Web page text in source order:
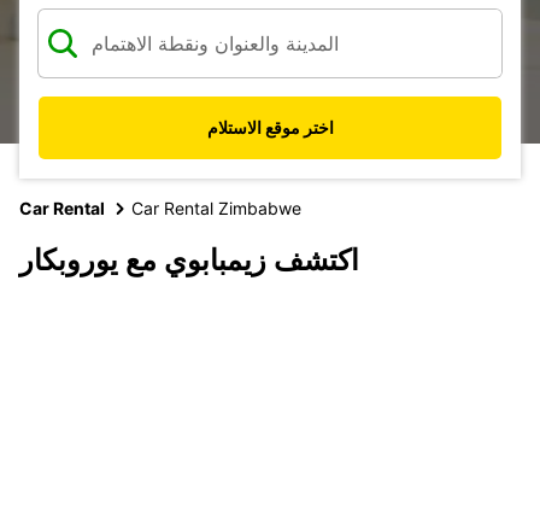
اختر موقع الاستلام
Car Rental Car Rental Zimbabwe
اكتشف زيمبابوي مع يوروبكار